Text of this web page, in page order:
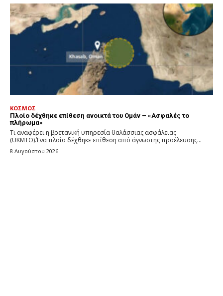
ΚΟΣΜΟΣ
Πλοίο δέχθηκε επίθεση ανοικτά του Ομάν – «Ασφαλές το
πλήρωμα»
Τι αναφέρει η βρετανική υπηρεσία θαλάσσιας ασφάλειας
(UKMTO).Ένα πλοίο δέχθηκε επίθεση από άγνωστης προέλευσης...
8 Αυγούστου 2026